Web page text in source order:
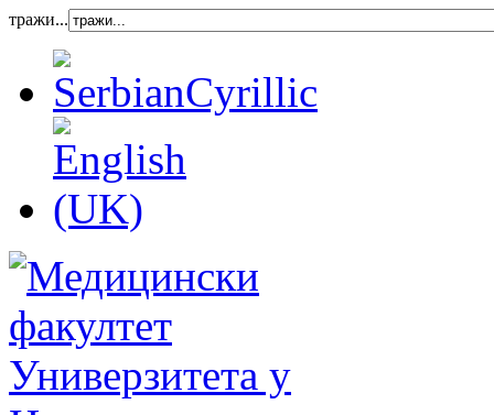
тражи...